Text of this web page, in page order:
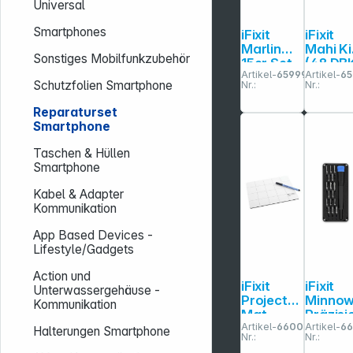
Universal
Smartphones
Sonstiges Mobilfunkzubehör
Schutzfolien Smartphone
Reparaturset
Smartphone
Taschen & Hüllen
Smartphone
Kabel & Adapter
Kommunikation
App Based Devices -
Lifestyle/Gadgets
Action und
Unterwassergehäuse -
Kommunikation
Halterungen Smartphone
iFixit
Marlin
15er Set
Präzision
s-
ndreher
Artikel-
Nr.:
659997
iFixit
Mahi
(48
s-Bit-
Artikel-
Nr.:
iFixit
Project
Mat
Magnetis
che
Artikel-
Nr.:
660018
iFixit
s-Bit-
Artikel-
Nr.: